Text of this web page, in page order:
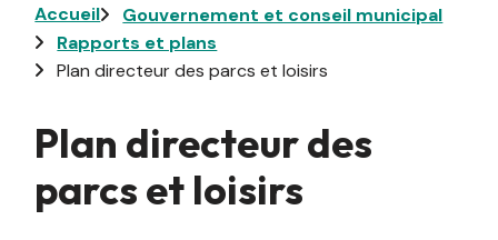
Fil
d'Ariane
Accueil
Gouvernement et conseil municipal
Rapports et plans
Plan directeur des parcs et loisirs
Plan directeur des
parcs et loisirs